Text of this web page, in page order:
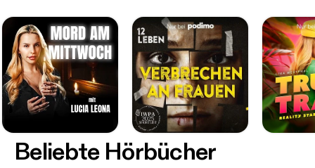
Beliebte Hörbücher